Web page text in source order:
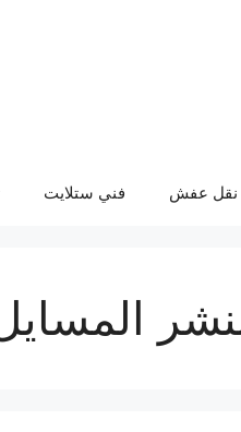
نقل عفش فني ستلايت